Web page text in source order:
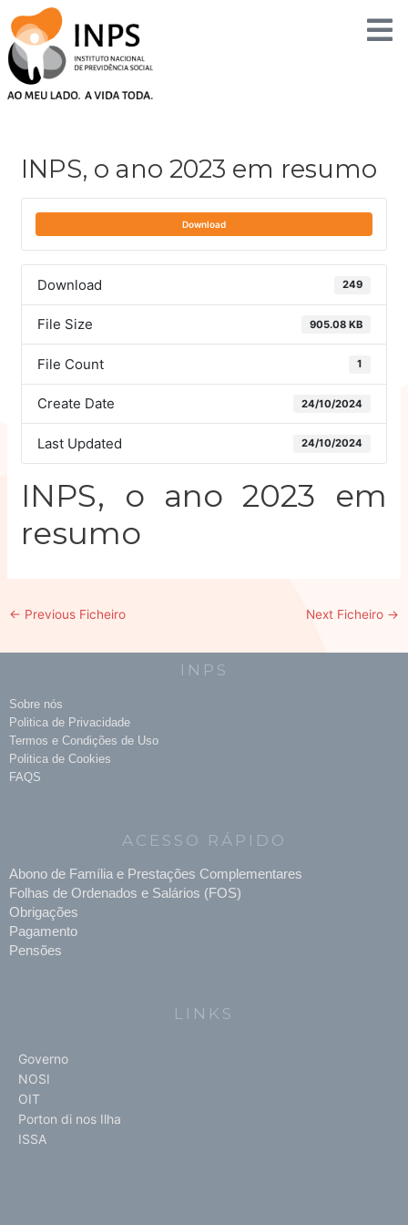
to
content
INPS, o ano 2023 em resumo
Download
Download 249
File Size 905.08 KB
File Count 1
Create Date 24/10/2024
Last Updated 24/10/2024
INPS, o ano 2023 em
resumo
← Previous Ficheiro Next Ficheiro →
INPS
Sobre nós
Politica de Privacidade
Termos e Condições de Uso
Politica de Cookies
FAQS
ACESSO RÁPIDO
Abono de Família e Prestações Complementares
Folhas de Ordenados e Salários (FOS)
Obrigações
Pagamento
Pensões
LINKS
Governo
NOSI
OIT
Porton di nos Ilha
ISSA